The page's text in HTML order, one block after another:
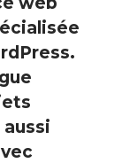
.